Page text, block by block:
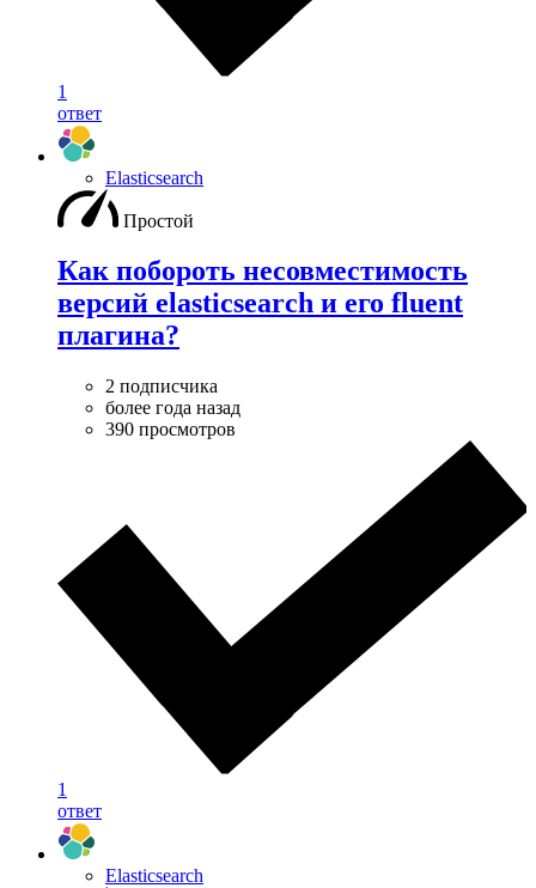
1
ответ
Elasticsearch
Простой
Как побороть несовместимость
версий elasticsearch и его fluent
плагина?
2 подписчика
более года назад
390 просмотров
1
ответ
Elasticsearch